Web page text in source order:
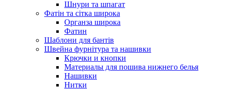
Шнури та шпагат
Фатін та сітка широка
Органза широка
Фатин
Шаблони для бантів
Швейна фурнітура та нашивки
Крючки и кнопки
Материалы для пошива нижнего белья
Нашивки
Нитки